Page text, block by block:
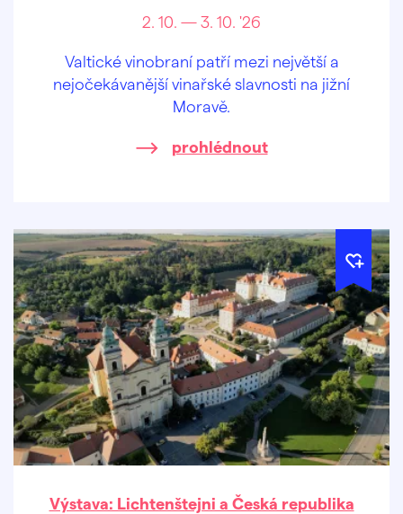
2. 10. — 3. 10. '26
Valtické vinobraní patří mezi největší a
nejočekávanější vinařské slavnosti na jižní
Moravě.
prohlédnout
Výstava: Lichtenštejni a Česká republika